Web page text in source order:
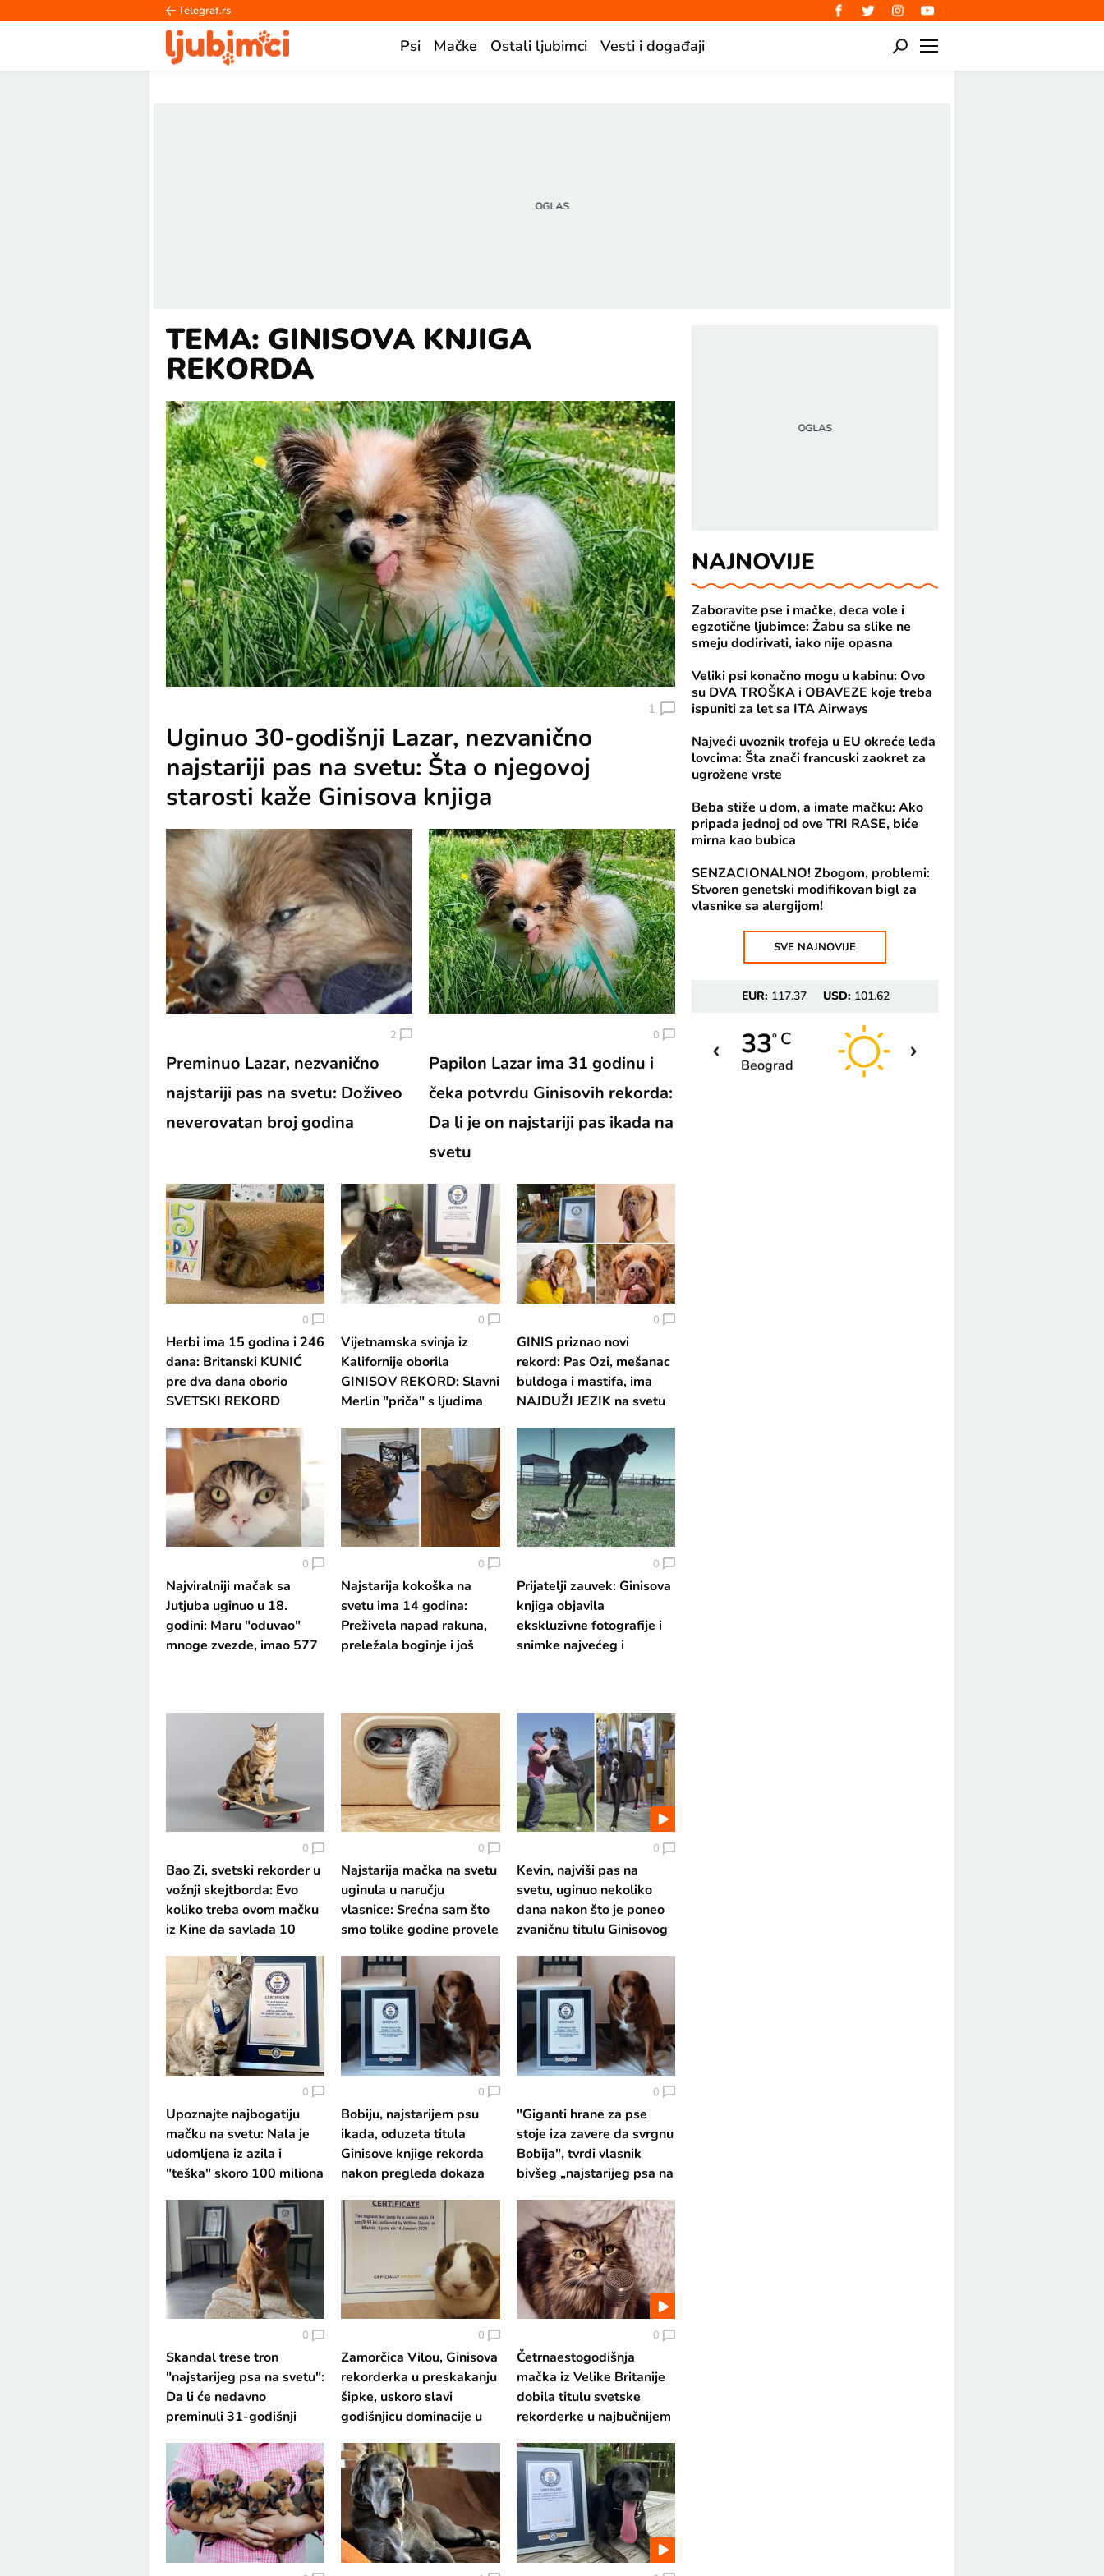
Telegraf.rs
Psi Mačke Ostali ljubimci Vesti i događaji
TEMA: GINISOVA KNJIGA
REKORDA
1
Uginuo 30-godišnji Lazar, nezvanično
najstariji pas na svetu: Šta o njegovoj
starosti kaže Ginisova knjiga
2
Preminuo Lazar, nezvanično
najstariji pas na svetu: Doživeo
neverovatan broj godina
0
Papilon Lazar ima 31 godinu i
čeka potvrdu Ginisovih rekorda:
Da li je on najstariji pas ikada na
svetu
0
Herbi ima 15 godina i 246
dana: Britanski KUNIĆ
pre dva dana oborio
SVETSKI REKORD
0
Vijetnamska svinja iz
Kalifornije oborila
GINISOV REKORD: Slavni
Merlin "priča" s ljudima
0
GINIS priznao novi
rekord: Pas Ozi, mešanac
buldoga i mastifa, ima
NAJDUŽI JEZIK na svetu
0
Najviralniji mačak sa
Jutjuba uginuo u 18.
godini: Maru "oduvao"
mnoge zvezde, imao 577
0
Najstarija kokoška na
svetu ima 14 godina:
Preživela napad rakuna,
preležala boginje i još
0
Prijatelji zauvek: Ginisova
knjiga objavila
ekskluzivne fotografije i
snimke najvećeg i
NAJNOVIJE
Zaboravite pse i mačke, deca vole i
egzotične ljubimce: Žabu sa slike ne
smeju dodirivati, iako nije opasna
Veliki psi konačno mogu u kabinu: Ovo
su DVA TROŠKA i OBAVEZE koje treba
ispuniti za let sa ITA Airways
Najveći uvoznik trofeja u EU okreće leđa
lovcima: Šta znači francuski zaokret za
ugrožene vrste
Beba stiže u dom, a imate mačku: Ako
pripada jednoj od ove TRI RASE, biće
mirna kao bubica
SENZACIONALNO! Zbogom, problemi:
Stvoren genetski modifikovan bigl za
vlasnike sa alergijom!
SVE NAJNOVIJE
EUR: 117.37 USD: 101.62
Priština
33o C
Beograd
0
Bao Zi, svetski rekorder u
vožnji skejtborda: Evo
koliko treba ovom mačku
iz Kine da savlada 10
0
Najstarija mačka na svetu
uginula u naručju
vlasnice: Srećna sam što
smo tolike godine provele
0
Kevin, najviši pas na
svetu, uginuo nekoliko
dana nakon što je poneo
zvaničnu titulu Ginisovog
0
Upoznajte najbogatiju
mačku na svetu: Nala je
udomljena iz azila i
"teška" skoro 100 miliona
0
Bobiju, najstarijem psu
ikada, oduzeta titula
Ginisove knjige rekorda
nakon pregleda dokaza
0
"Giganti hrane za pse
stoje iza zavere da svrgnu
Bobija", tvrdi vlasnik
bivšeg „najstarijeg psa na
0
Skandal trese tron
"najstarijeg psa na svetu":
Da li će nedavno
preminuli 31-godišnji
0
Zamorčica Vilou, Ginisova
rekorderka u preskakanju
šipke, uskoro slavi
godišnjicu dominacije u
0
Četrnaestogodišnja
mačka iz Velike Britanije
dobila titulu svetske
rekorderke u najbučnijem